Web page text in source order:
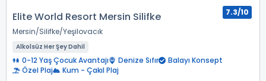
Elite World Resort Mersin Silifke
Mersin Silifke Yeşilovacık
7.3/10
Alkolsüz Her Şey Dahil
0-12 Yaş Çocuk Avantajı Denize Sıfır
Balayı Konsept
Özel Plaj
Kum - Çakıl Plaj